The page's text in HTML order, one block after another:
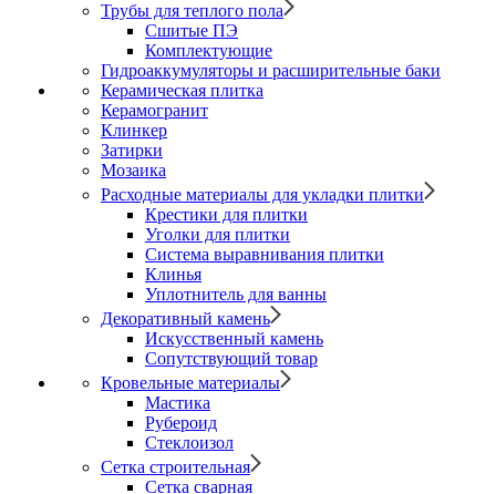
Трубы для теплого пола
Сшитые ПЭ
Комплектующие
Гидроаккумуляторы и расширительные баки
Керамическая плитка
Керамогранит
Клинкер
Затирки
Мозаика
Расходные материалы для укладки плитки
Крестики для плитки
Уголки для плитки
Система выравнивания плитки
Клинья
Уплотнитель для ванны
Декоративный камень
Искусственный камень
Сопутствующий товар
Кровельные материалы
Мастика
Рубероид
Стеклоизол
Сетка строительная
Сетка сварная